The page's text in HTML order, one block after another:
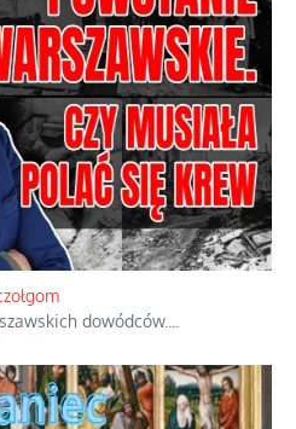
w Écône.